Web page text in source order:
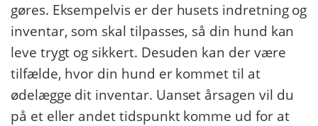
gøres. Eksempelvis er der husets indretning og
inventar, som skal tilpasses, så din hund kan
leve trygt og sikkert. Desuden kan der være
tilfælde, hvor din hund er kommet til at
ødelægge dit inventar. Uanset årsagen vil du
på et eller andet tidspunkt komme ud for at